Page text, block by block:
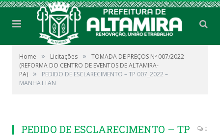
Home » Licitações »
TOMADA DE PREÇOS Nº 007/2022
(REFORMA DO CENTRO DE EVENTOS DE ALTAMIRA-
PA) »
PEDIDO DE ESCLARECIMENTO – TP 007_2022 –
MANHATTAN
PEDIDO DE ESCLARECIMENTO – TP
0